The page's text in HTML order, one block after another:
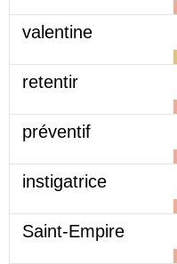
valentine
retentir
préventif
instigatrice
Saint-Empire